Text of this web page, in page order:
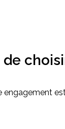
de
engagement